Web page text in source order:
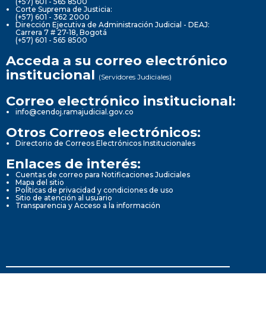
Corte Suprema de Justicia:
(+57) 601 - 362 2000
Dirección Ejecutiva de Administración Judicial - DEAJ:
Carrera 7 # 27-18, Bogotá
(+57) 601 - 565 8500
Acceda a su correo electrónico
institucional (Servidores Judiciales)
Correo electrónico institucional:
info@cendoj.ramajudicial.gov.co
Otros Correos electrónicos:
Directorio de Correos Electrónicos Institucionales
Enlaces de interés:
Cuentas de correo para Notificaciones Judiciales
Mapa del sitio
Políticas de privacidad y condiciones de uso
Sitio de atención al usuario
Transparencia y Acceso a la información